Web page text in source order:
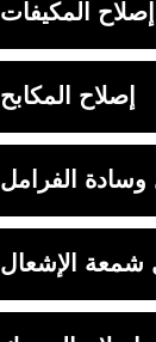
إصلاح المكيفات
إصلاح المكابح
وسادة الفرامل
شمعة الإشعال